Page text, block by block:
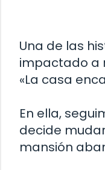
Una de las
impactado a
«La casa
En ella,
decide
mansión